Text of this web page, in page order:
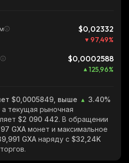
$0,02332
97,49%
$0,0002588
125,96%
$0,0005849, выше
3.40%
текущая рыночная
$2 090 442. В обращении
GXA монет и максимальное
GXA наряду с $32,24K